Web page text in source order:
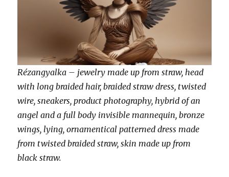
Rézangyalka – jewelry made up from straw, head
with long braided hair, braided straw dress, twisted
wire, sneakers, product photography, hybrid of an
angel and a full body invisible mannequin, bronze
wings, lying, ornamentical patterned dress made
from twisted braided straw, skin made up from
black straw.